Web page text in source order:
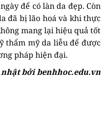
để có làn da đẹp. Còn
đã bị lão hoá và khi thực
mang lại hiệu quả tốt
thẩm mỹ da liễu để được
pháp hiện đại.
nhật bởibenhhoc.edu.vn